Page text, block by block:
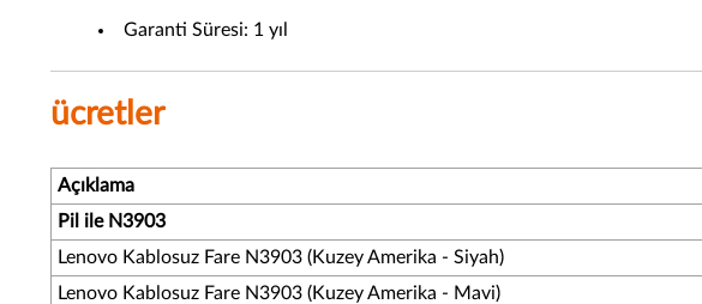
Garanti Süresi: 1 yıl
ücretler
Açıklama
Pil ile N3903
Lenovo Kablosuz Fare N3903 (Kuzey Amerika - Siyah)
Lenovo Kablosuz Fare N3903 (Kuzey Amerika - Mavi)